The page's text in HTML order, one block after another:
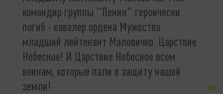
командир группы "Ленин" героически
погиб - кавалер ордена Мужества
младший лейтенант Маловичко. Царствие
Небесное! И Царствие Небесное всем
воинам, которые пали в защиту нашей
земли!